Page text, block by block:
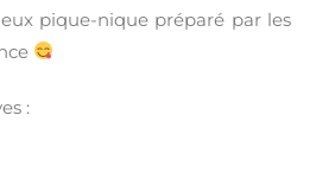
pique-nique préparé par les
: